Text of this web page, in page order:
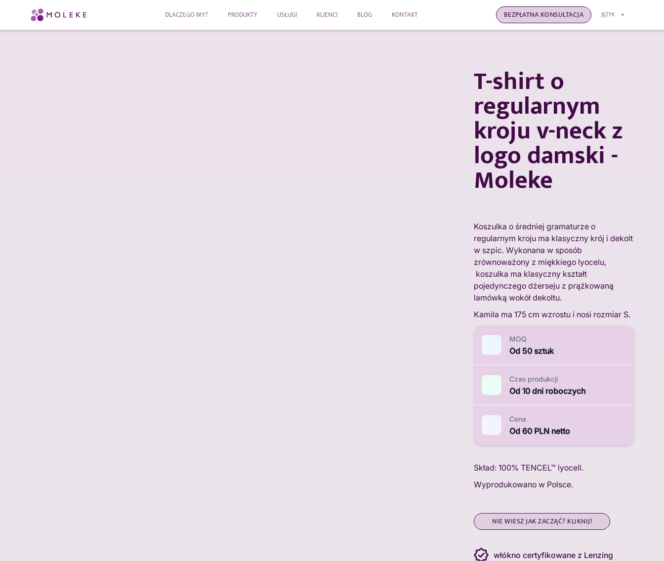
DLACZEGO MY? PRODUKTY USŁUGI KLIENCI BLOG KONTAKT BEZPŁATNA KONSULTACJA JĘZYK
T-shirt o
regularnym
kroju v-neck z
logo damski -
Moleke
Koszulka o średniej gramaturze o
regularnym kroju ma klasyczny krój i dekolt
w szpic. Wykonana w sposób
zrównoważony z miękkiego lyocelu,
koszulka ma klasyczny kształt
pojedynczego dżerseju z prążkowaną
lamówką wokół dekoltu.
Kamila ma 175 cm wzrostu i nosi rozmiar S.
MOQ
Od 50 sztuk
Czas produkcji
Od 10 dni roboczych
Cena
Od 60 PLN netto
Skład: 100% TENCEL™ lyocell.
Wyprodukowano w Polsce.
NIE WIESZ JAK ZACZĄĆ? KLIKNIJ!
włókno certyfikowane z Lenzing